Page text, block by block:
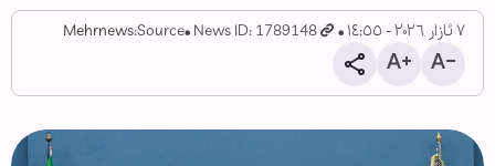
٧ ئازار ٢٠٢٦ - ١٤:٥٥ News ID: 1789148
Source:
Mehrnews